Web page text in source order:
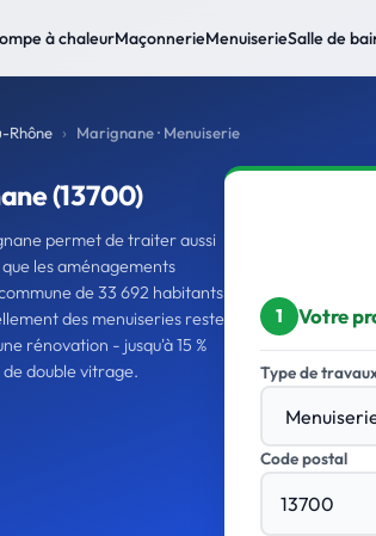
à chaleurMaçonnerieMenuiserieSalle de
Rhône Marignane · Menuiserie
(13700)
permet de traiter aussi
les aménagements
de 33 692 habitants
des menuiseries reste
rénovation - jusqu'à 15 %
double vitrage.
1 Votre
Type de
Code postal